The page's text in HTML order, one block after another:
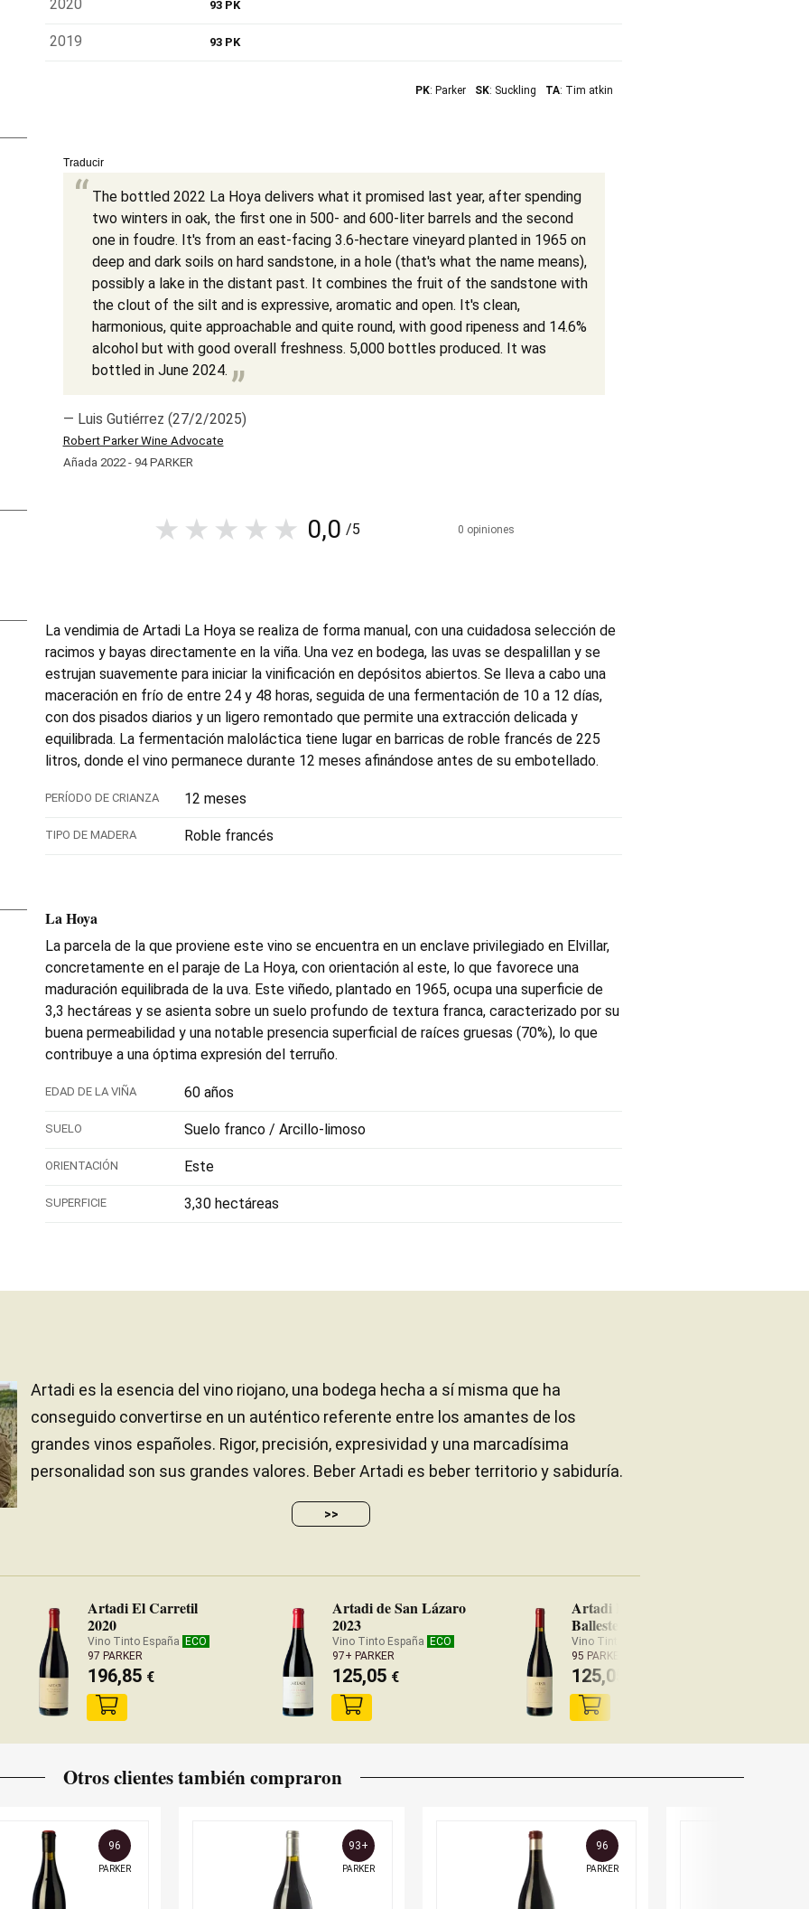
2020 93 PK
2019 93 PK
PK: Parker SK: Suckling TA: Tim atkin
Traducir
The bottled 2022 La Hoya delivers what it promised last year, after spending
two winters in oak, the first one in 500- and 600-liter barrels and the second
one in foudre. It's from an east-facing 3.6-hectare vineyard planted in 1965 on
deep and dark soils on hard sandstone, in a hole (that's what the name means),
possibly a lake in the distant past. It combines the fruit of the sandstone with
the clout of the silt and is expressive, aromatic and open. It's clean,
harmonious, quite approachable and quite round, with good ripeness and 14.6%
alcohol but with good overall freshness. 5,000 bottles produced. It was
bottled in June 2024.
— Luis Gutiérrez (27/2/2025)
Robert Parker Wine Advocate
Añada 2022 - 94 PARKER
0,0 /5 0 opiniones
La vendimia de Artadi La Hoya se realiza de forma manual, con una cuidadosa selección de
racimos y bayas directamente en la viña. Una vez en bodega, las uvas se despalillan y se
estrujan suavemente para iniciar la vinificación en depósitos abiertos. Se lleva a cabo una
maceración en frío de entre 24 y 48 horas, seguida de una fermentación de 10 a 12 días,
con dos pisados diarios y un ligero remontado que permite una extracción delicada y
equilibrada. La fermentación maloláctica tiene lugar en barricas de roble francés de 225
litros, donde el vino permanece durante 12 meses afinándose antes de su embotellado.
PERÍODO DE CRIANZA 12 meses
TIPO DE MADERA Roble francés
La Hoya
La parcela de la que proviene este vino se encuentra en un enclave privilegiado en Elvillar,
concretamente en el paraje de La Hoya, con orientación al este, lo que favorece una
maduración equilibrada de la uva. Este viñedo, plantado en 1965, ocupa una superficie de
3,3 hectáreas y se asienta sobre un suelo profundo de textura franca, caracterizado por su
buena permeabilidad y una notable presencia superficial de raíces gruesas (70%), lo que
contribuye a una óptima expresión del terruño.
EDAD DE LA VIÑA 60 años
SUELO Suelo franco / Arcillo-limoso
ORIENTACIÓN Este
SUPERFICIE 3,30 hectáreas
Artadi es la esencia del vino riojano, una bodega hecha a sí misma que ha
conseguido convertirse en un auténtico referente entre los amantes de los
grandes vinos españoles. Rigor, precisión, expresividad y una marcadísima
personalidad son sus grandes valores. Beber Artadi es beber territorio y sabiduría.
>>
Artadi El Carretil
2020
Vino Tinto España
ECO
97 PARKER
196,85 €
Artadi de San Lázaro
2023
Vino Tinto España
ECO
97+ PARKER
125,05 €
Artadi La Poza de
Ballesteros 2023
Vino Tinto España
95 PARKER
125,05
Otros clientes también compraron
96
PARKER
93+
PARKER
96
PARKER